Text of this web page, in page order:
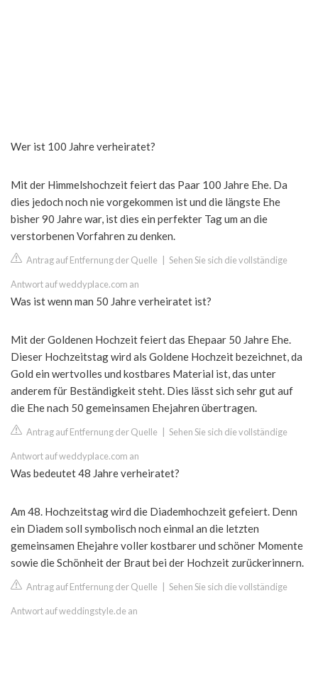
Wer ist 100 Jahre verheiratet?
Mit der Himmelshochzeit feiert das Paar 100 Jahre Ehe. Da
dies jedoch noch nie vorgekommen ist und die längste Ehe
bisher 90 Jahre war, ist dies ein perfekter Tag um an die
verstorbenen Vorfahren zu denken.
Antrag auf Entfernung der Quelle Sehen Sie sich die vollständige
Antwort auf weddyplace.com an
Was ist wenn man 50 Jahre verheiratet ist?
Mit der Goldenen Hochzeit feiert das Ehepaar 50 Jahre Ehe.
Dieser Hochzeitstag wird als Goldene Hochzeit bezeichnet, da
Gold ein wertvolles und kostbares Material ist, das unter
anderem für Beständigkeit steht. Dies lässt sich sehr gut auf
die Ehe nach 50 gemeinsamen Ehejahren übertragen.
Antrag auf Entfernung der Quelle Sehen Sie sich die vollständige
Antwort auf weddyplace.com an
Was bedeutet 48 Jahre verheiratet?
Am 48. Hochzeitstag wird die Diademhochzeit gefeiert. Denn
ein Diadem soll symbolisch noch einmal an die letzten
gemeinsamen Ehejahre voller kostbarer und schöner Momente
sowie die Schönheit der Braut bei der Hochzeit zurückerinnern.
Antrag auf Entfernung der Quelle Sehen Sie sich die vollständige
Antwort auf weddingstyle.de an